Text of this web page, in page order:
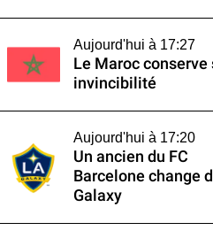
Aujourd'hui à 17:27
Le Maroc conserve
invincibilité
Aujourd'hui à 17:20
Un ancien du FC
Barcelone change
Galaxy